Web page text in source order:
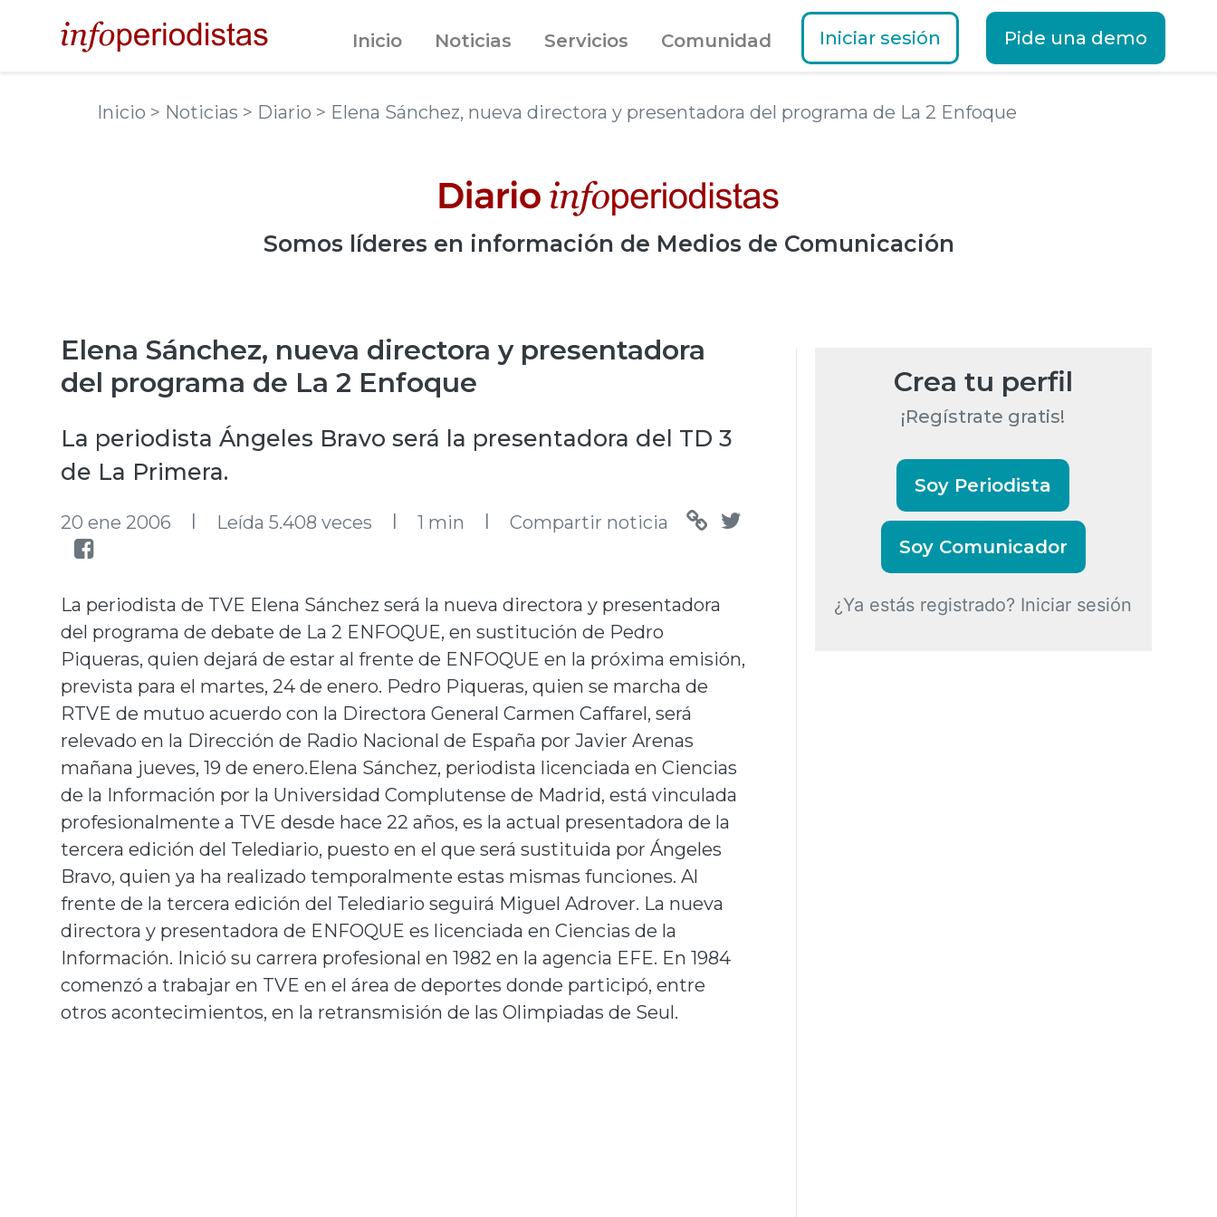
Inicio Noticias Servicios Comunidad Iniciar sesión Pide una demo
Inicio > Noticias > Diario > Elena Sánchez, nueva directora y presentadora del programa de La 2 Enfoque
Somos líderes en información de Medios de Comunicación
Elena Sánchez, nueva directora y presentadora
del programa de La 2 Enfoque
La periodista Ángeles Bravo será la presentadora del TD 3
de La Primera.
20 ene 2006 Leída 5.408 veces 1 min Compartir noticia
La periodista de TVE Elena Sánchez será la nueva directora y presentadora
del programa de debate de La 2 ENFOQUE, en sustitución de Pedro
Piqueras, quien dejará de estar al frente de ENFOQUE en la próxima emisión,
prevista para el martes, 24 de enero. Pedro Piqueras, quien se marcha de
RTVE de mutuo acuerdo con la Directora General Carmen Caffarel, será
relevado en la Dirección de Radio Nacional de España por Javier Arenas
mañana jueves, 19 de enero.Elena Sánchez, periodista licenciada en Ciencias
de la Información por la Universidad Complutense de Madrid, está vinculada
profesionalmente a TVE desde hace 22 años, es la actual presentadora de la
tercera edición del Telediario, puesto en el que será sustituida por Ángeles
Bravo, quien ya ha realizado temporalmente estas mismas funciones. Al
frente de la tercera edición del Telediario seguirá Miguel Adrover. La nueva
directora y presentadora de ENFOQUE es licenciada en Ciencias de la
Información. Inició su carrera profesional en 1982 en la agencia EFE. En 1984
comenzó a trabajar en TVE en el área de deportes donde participó, entre
otros acontecimientos, en la retransmisión de las Olimpiadas de Seul.
Crea tu perfil
¡Regístrate gratis!
Soy Periodista
Soy Comunicador
¿Ya estás registrado? Iniciar sesión